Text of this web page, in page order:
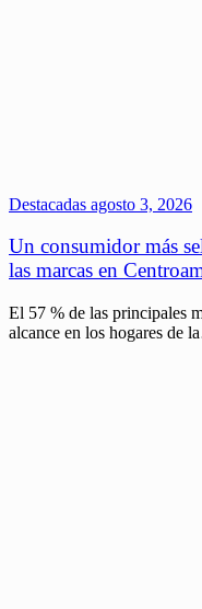
Destacadas agosto 3, 2026
Un consumidor más
las marcas en
El 57 % de las principales
alcance en los hogares de